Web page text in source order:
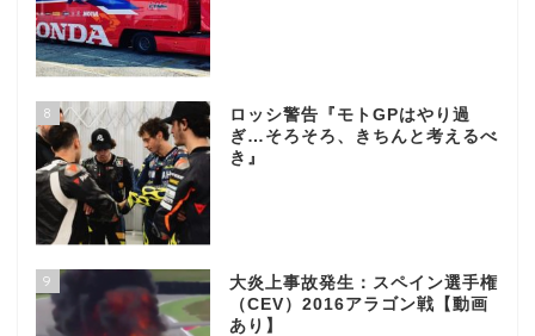
8
ロッシ警告『モトGPはやり過
ぎ…そろそろ、きちんと考えるべ
き』
9
大炎上事故発生：スペイン選手権
（CEV）2016アラゴン戦【動画
あり】